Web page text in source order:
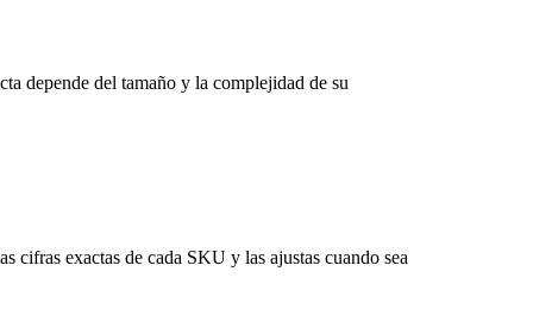
depende del tamaño y la complejidad de su
cifras exactas de cada SKU y las ajustas cuando sea